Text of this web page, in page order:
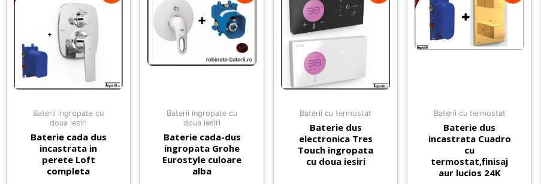
Baterii ingropate cu
doua iesiri
Baterie cada dus
incastrata in
perete Loft
completa
Baterii ingropate cu
doua iesiri
Baterie cada-dus
ingropata Grohe
Eurostyle culoare
alba
Baterii cu termostat
Baterie dus
electronica Tres
Touch ingropata
cu doua iesiri
Baterii cu termostat
Baterie dus
incastrata Cuadro
cu
termostat,finisaj
aur lucios 24K